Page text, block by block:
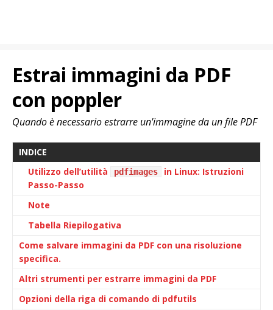
Estrai immagini da PDF
con poppler
Quando è necessario estrarre un'immagine da un file PDF
INDICE
Utilizzo dell’utilità
pdfimages
in Linux: Istruzioni
Passo-Passo
Note
Tabella Riepilogativa
Come salvare immagini da PDF con una risoluzione
specifica.
Altri strumenti per estrarre immagini da PDF
Opzioni della riga di comando di pdfutils